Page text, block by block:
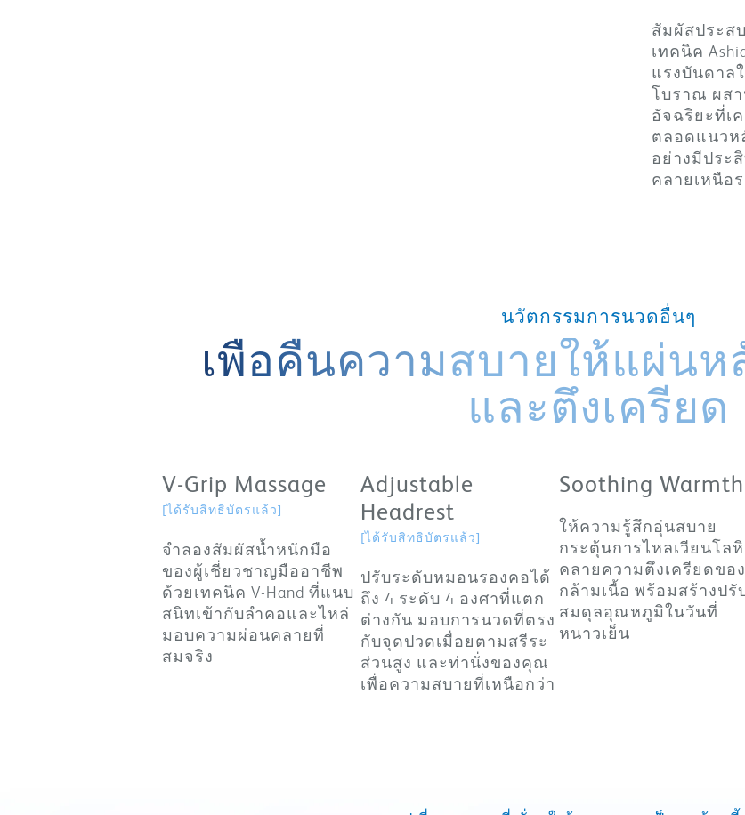
สัมผัสประส
เทคนิค
แรงบันดาล
โบราณ ผส
อัจฉริยะที่เ
ตลอดแนวห
อย่างมีประ
คลายเหนือ
นวัตกรรมการนวดอื่นๆ
เพื่อคืนความสบายให้แผ่นห
และตึงเครียด
V-Grip Massage
[ได้รับสิทธิบัตรแล้ว]
จำลองสัมผัสน้ำหนักมือ
ของผู้เชี่ยวชาญมืออาชีพ
ด้วยเทคนิค V-Hand ที่แนบ
สนิทเข้ากับลำคอและไหล่
มอบความผ่อนคลายที่
สมจริง
Adjustable
Headrest
[ได้รับสิทธิบัตรแล้ว]
ปรับระดับหมอนรองคอได้
ถึง 4 ระดับ 4 องศาที่แตก
ต่างกัน มอบการนวดที่ตรง
กับจุดปวดเมื่อยตามสรีระ
ส่วนสูง และท่านั่งของคุณ
เพื่อความสบายที่เหนือกว่า
Soothing Warmth
ให้ความรู้สึกอุ่นสบาย
กระตุ้นการไหลเวียนโล
คลายความตึงเครียดของ
กล้ามเนื้อ พร้อมสร้างปรั
สมดุลอุณหภูมิในวันที่
หนาวเย็น